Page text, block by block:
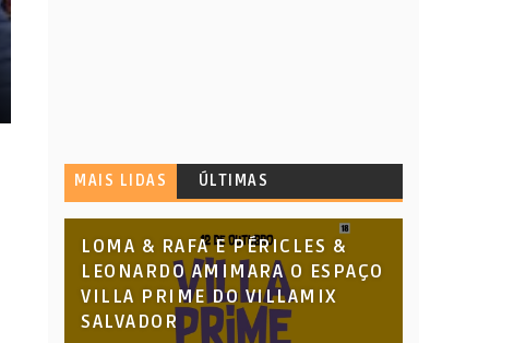
MAIS LIDAS ÚLTIMAS
LOMA & RAFA E PÉRICLES &
LEONARDO AMIMARA O ESPAÇO
VILLA PRIME DO VILLAMIX
SALVADOR